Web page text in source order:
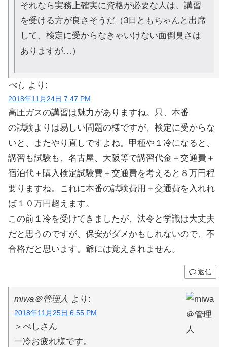
それなら実務上確実に資格が必要な人は、講習
を受ける方が良さそうだ（3日ともちゃんと出席
して、検定に受からなきゃいけない面倒臭さは
ありますが…）
べし より:
2018年11月24日 7:47 PM
高圧ガスの講習は魅力がありますね。只、本番
の試験よりは易しい問題の様ですが、検定に受からな
いと、またやり直しですよね。甲種や１冷になると、
講習も試験も、名古屋、大阪等で講習代金＋交通費＋
宿泊代＋購入検定試験費＋交通費を考えると８万円程
要りますね。これに本番の試験費用＋交通費を入れれ
ば１０万円超えます。
この前１冷を受けてきましたが、法令と学識は大丈夫
だと思うのですが、保安がダメかもしれないので、不
合格だと思います。爺には覚えきれません。
返信
miwa＠管理人 より:
2018年11月25日 6:55 PM
＞べしさん
一冷お疲れ様です。